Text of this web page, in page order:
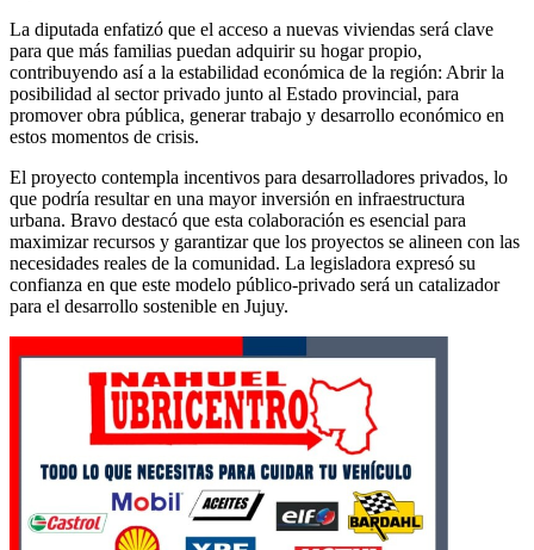
La diputada enfatizó que el acceso a nuevas viviendas será clave
para que más familias puedan adquirir su hogar propio,
contribuyendo así a la estabilidad económica de la región: Abrir la
posibilidad al sector privado junto al Estado provincial, para
promover obra pública, generar trabajo y desarrollo económico en
estos momentos de crisis.
El proyecto contempla incentivos para desarrolladores privados, lo
que podría resultar en una mayor inversión en infraestructura
urbana. Bravo destacó que esta colaboración es esencial para
maximizar recursos y garantizar que los proyectos se alineen con las
necesidades reales de la comunidad. La legisladora expresó su
confianza en que este modelo público-privado será un catalizador
para el desarrollo sostenible en Jujuy.